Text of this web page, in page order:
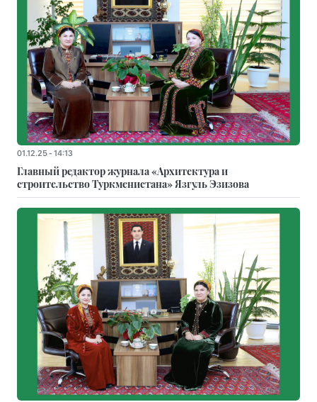
01.12.25 - 14:13
Главный редактор журнала «Архитектура и
строительство Туркменистана» Язгуль Эзизова